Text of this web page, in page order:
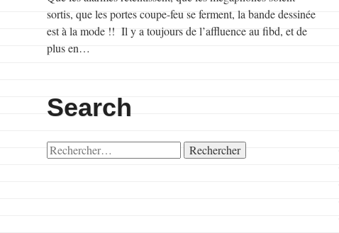
sortis, que les portes coupe-feu se ferment, la bande dessinée
est à la mode !! Il y a toujours de l’affluence au fibd, et de
plus en…
Search
Rechercher :